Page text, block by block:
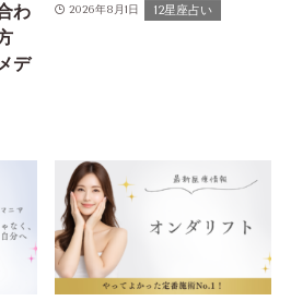
わ
デ
2026年8月1日 12星座占い